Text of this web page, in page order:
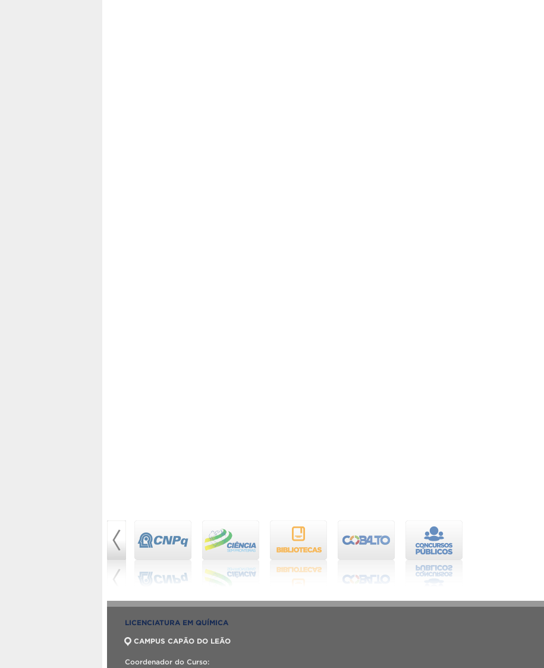
LICENCIATURA EM QUÍMICA
CAMPUS CAPÃO DO LEÃO
Coordenador do Curso: